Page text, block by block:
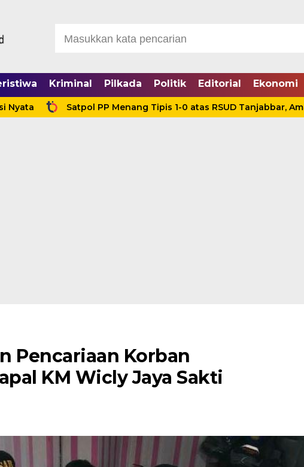
Kriminal Pilkada Politik Editorial Ekonomi
Satpol PP Menang Tipis 1-0 atas RSUD Tanjabbar, Amankan
Pencariaan Korban
KM Wicly Jaya Sakti